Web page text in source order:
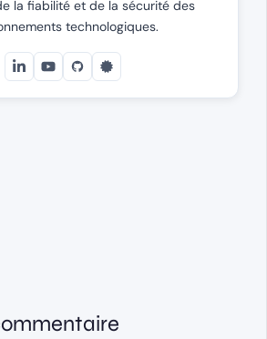
la fiabilité et de la sécurité des
technologiques.